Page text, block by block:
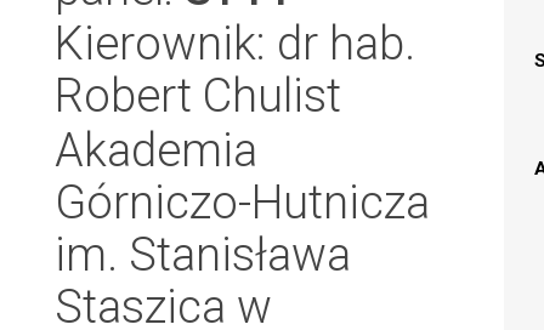
Kierownik: dr hab.
Robert Chulist
Akademia
Górniczo-Hutnicza
im. Stanisława
Staszica w